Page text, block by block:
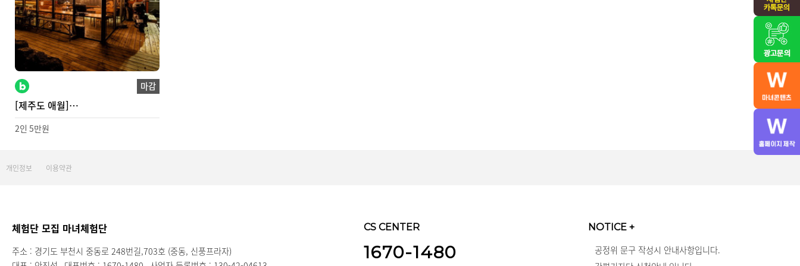
마감
[제주도 애월]
제주도게스트하우스파티 오누박스
2인 5만원
개인정보 이용약관
체험단 모집 마녀체험단
주소 : 경기도 부천시 중동로 248번길,703호 (중동, 신풍프라자)
CS CENTER
1670-1480
NOTICE +
공정위 문구 작성시 안내사항입니다.